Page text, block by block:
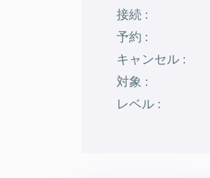
接続 :
予約 :
キャンセル :
対象 :
レベル :